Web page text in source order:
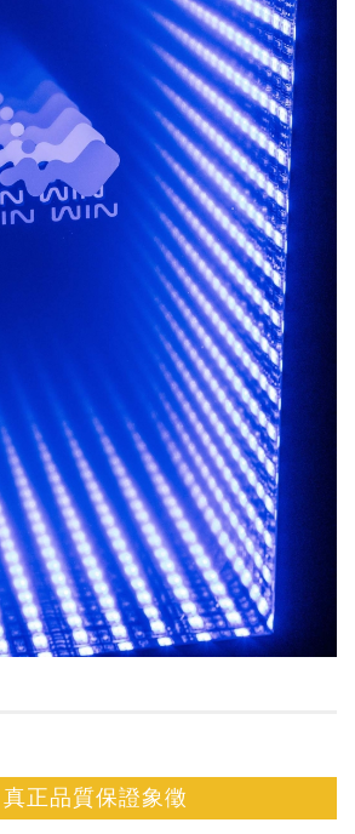
正品質保證象徵